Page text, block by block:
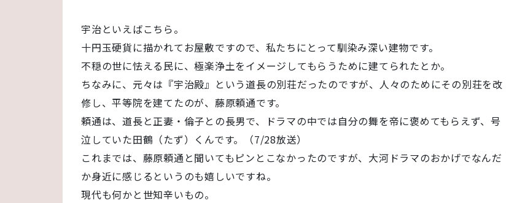
宇治といえばこちら。
十円玉硬貨に描かれてお屋敷ですので、私たちにとって馴染み深い建物です。
不穏の世に怯える民に、極楽浄土をイメージしてもらうために建てられたとか。
ちなみに、元々は『宇治殿』という道長の別荘だったのですが、人々のためにその別荘を改
修し、平等院を建てたのが、藤原頼通です。
頼通は、道長と正妻・倫子との長男で、ドラマの中では自分の舞を帝に褒めてもらえず、号
泣していた田鶴（たず）くんです。（7/28放送）
これまでは、藤原頼通と聞いてもピンとこなかったのですが、大河ドラマのおかげでなんだ
か身近に感じるというのも嬉しいですね。
現代も何かと世知辛いもの。